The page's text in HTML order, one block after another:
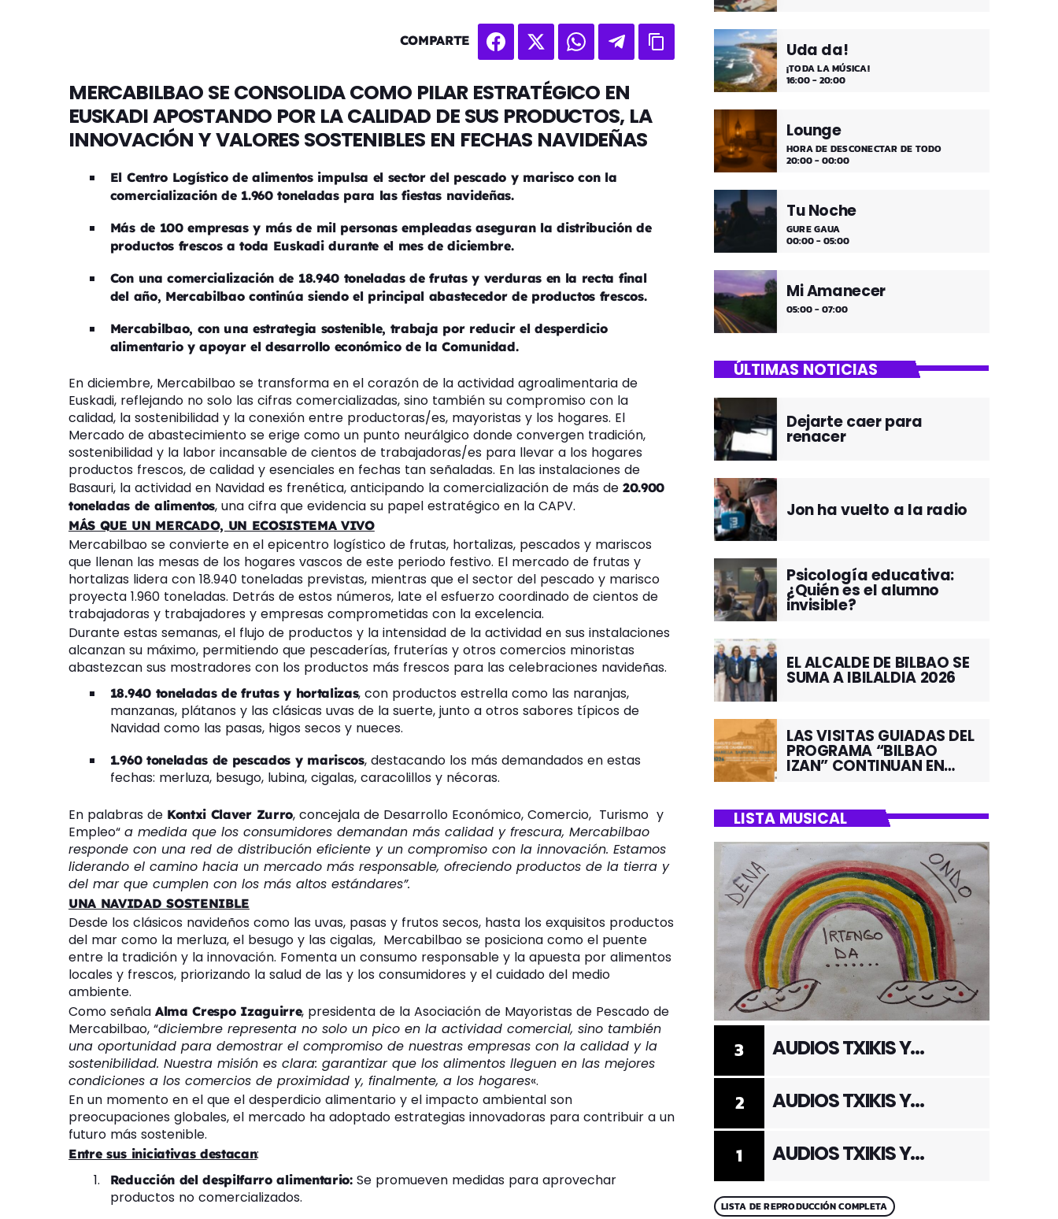
COMPARTE
MERCABILBAO SE CONSOLIDA COMO PILAR ESTRATÉGICO EN
EUSKADI APOSTANDO POR LA CALIDAD DE SUS PRODUCTOS, LA
INNOVACIÓN Y VALORES SOSTENIBLES EN FECHAS NAVIDEÑAS
El Centro Logístico de alimentos impulsa el sector del pescado y marisco con la
comercialización de 1.960 toneladas para las fiestas navideñas.
Más de 100 empresas y más de mil personas empleadas aseguran la distribución de
productos frescos a toda Euskadi durante el mes de diciembre.
Con una comercialización de 18.940 toneladas de frutas y verduras en la recta final
del año, Mercabilbao continúa siendo el principal abastecedor de productos frescos.
Mercabilbao, con una estrategia sostenible, trabaja por reducir el desperdicio
alimentario y apoyar el desarrollo económico de la Comunidad.
En diciembre, Mercabilbao se transforma en el corazón de la actividad agroalimentaria de
Euskadi, reflejando no solo las cifras comercializadas, sino también su compromiso con la
calidad, la sostenibilidad y la conexión entre productoras/es, mayoristas y los hogares. El
Mercado de abastecimiento se erige como un punto neurálgico donde convergen tradición,
sostenibilidad y la labor incansable de cientos de trabajadoras/es para llevar a los hogares
productos frescos, de calidad y esenciales en fechas tan señaladas. En las instalaciones de
Basauri, la actividad en Navidad es frenética, anticipando la comercialización de más de 20.900
toneladas de alimentos, una cifra que evidencia su papel estratégico en la CAPV.
MÁS QUE UN MERCADO, UN ECOSISTEMA VIVO
Mercabilbao se convierte en el epicentro logístico de frutas, hortalizas, pescados y mariscos
que llenan las mesas de los hogares vascos de este periodo festivo. El mercado de frutas y
hortalizas lidera con 18.940 toneladas previstas, mientras que el sector del pescado y marisco
proyecta 1.960 toneladas. Detrás de estos números, late el esfuerzo coordinado de cientos de
trabajadoras y trabajadores y empresas comprometidas con la excelencia.
Durante estas semanas, el flujo de productos y la intensidad de la actividad en sus instalaciones
alcanzan su máximo, permitiendo que pescaderías, fruterías y otros comercios minoristas
abastezcan sus mostradores con los productos más frescos para las celebraciones navideñas.
18.940 toneladas de frutas y hortalizas, con productos estrella como las naranjas,
manzanas, plátanos y las clásicas uvas de la suerte, junto a otros sabores típicos de
Navidad como las pasas, higos secos y nueces.
1.960 toneladas de pescados y mariscos, destacando los más demandados en estas
fechas: merluza, besugo, lubina, cigalas, caracolillos y nécoras.
En palabras de Kontxi Claver Zurro, concejala de Desarrollo Económico, Comercio, Turismo y
Empleo“ a medida que los consumidores demandan más calidad y frescura, Mercabilbao
responde con una red de distribución eficiente y un compromiso con la innovación. Estamos
liderando el camino hacia un mercado más responsable, ofreciendo productos de la tierra y
del mar que cumplen con los más altos estándares”.
UNA NAVIDAD SOSTENIBLE
Desde los clásicos navideños como las uvas, pasas y frutos secos, hasta los exquisitos productos
del mar como la merluza, el besugo y las cigalas, Mercabilbao se posiciona como el puente
entre la tradición y la innovación. Fomenta un consumo responsable y la apuesta por alimentos
locales y frescos, priorizando la salud de las y los consumidores y el cuidado del medio
ambiente.
Como señala Alma Crespo Izaguirre, presidenta de la Asociación de Mayoristas de Pescado de
Mercabilbao, “diciembre representa no solo un pico en la actividad comercial, sino también
una oportunidad para demostrar el compromiso de nuestras empresas con la calidad y la
sostenibilidad. Nuestra misión es clara: garantizar que los alimentos lleguen en las mejores
condiciones a los comercios de proximidad y, finalmente, a los hogares«.
En un momento en el que el desperdicio alimentario y el impacto ambiental son
preocupaciones globales, el mercado ha adoptado estrategias innovadoras para contribuir a un
futuro más sostenible.
Entre sus iniciativas destacan:
Reducción del despilfarro alimentario:Se promueven medidas para aprovechar
productos no comercializados.
Uda da!
¡TODA LA MÚSICA!
16:00 - 20:00
Lounge
HORA DE DESCONECTAR DE TODO
20:00 - 00:00
Tu Noche
GURE GAUA
00:00 - 05:00
Mi Amanecer
05:00 - 07:00
ÚLTIMAS NOTICIAS
Dejarte caer para
renacer
Jon ha vuelto a la radio
Psicología educativa:
¿Quién es el alumno
invisible?
EL ALCALDE DE BILBAO SE
SUMA A IBILALDIA 2026
LAS VISITAS GUIADAS DEL
PROGRAMA “BILBAO
IZAN” CONTINUAN EN
LISTA MUSICAL
1 AUDIOS TXIKIS Y
2 AUDIOS TXIKIS Y
3 AUDIOS TXIKIS Y
LISTA DE REPRODUCCIÓN COMPLETA